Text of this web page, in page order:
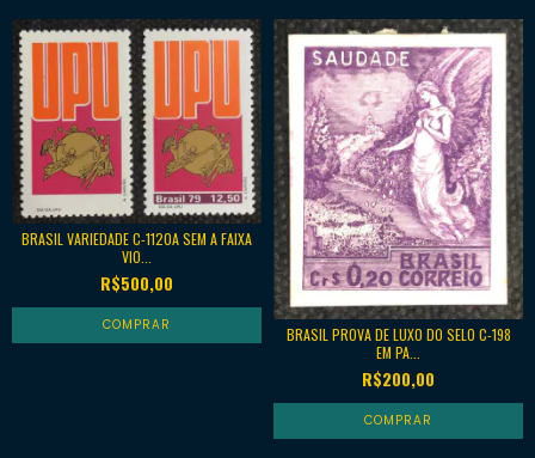
BRASIL VARIEDADE C-1120A SEM A FAIXA
VIO...
R$500,00
BRASIL PROVA DE LUXO DO SELO C-198
EM PA...
R$200,00